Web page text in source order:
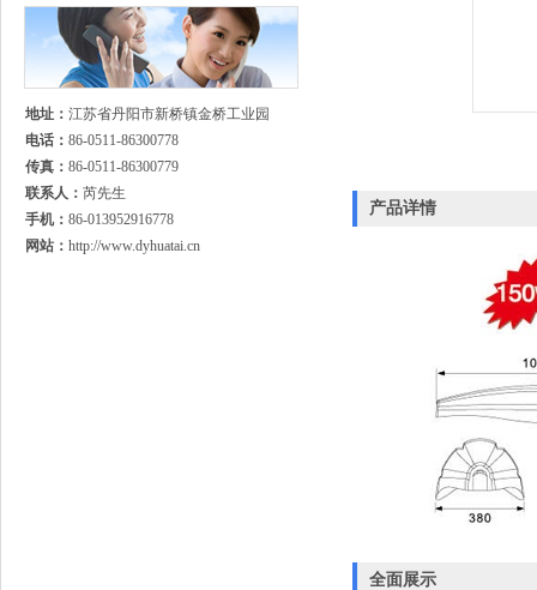
地址： 江苏省丹阳市新桥镇金桥工业园
电话： 86-0511-86300778
传真： 86-0511-86300779
联系人： 芮先生
手机： 86-013952916778
网站： http://www.dyhuatai.cn
产品详情
全面展示